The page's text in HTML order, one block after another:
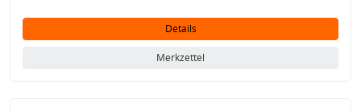
Details
Merkzettel